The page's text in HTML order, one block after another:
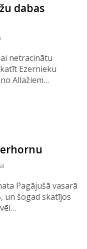
dabas
netracinātu
Ezernieku
Allažiem…
Pagājušā vasarā
un šogad skatījos